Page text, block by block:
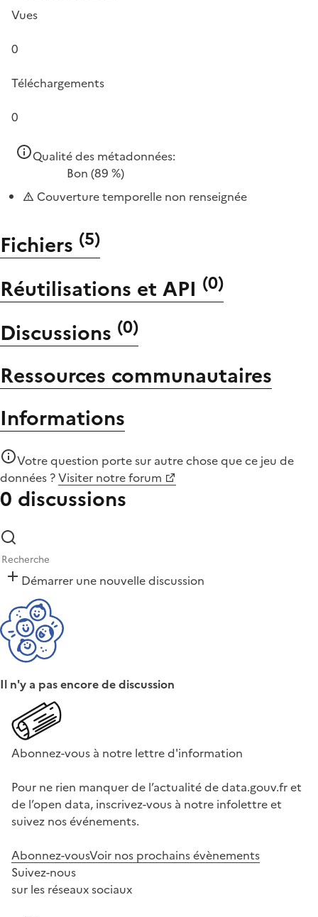
Vues
0
Téléchargements
0
Qualité des métadonnées:
Bon (89 %)
Couverture temporelle non renseignée
Fichiers (5)
Réutilisations et API (0)
Discussions (0)
Ressources communautaires
Informations
Votre question porte sur autre chose quece jeu de
données ?Visiter notre forum
0 discussions
Démarrer une nouvelle discussion
Il n'y a pas encore de discussion
Abonnez-vous à notre lettre d'information
Pour ne rien manquer de l’actualité de data.gouv.fr et
de l’open data, inscrivez-vous à notre infolettre et
suivez nos événements.
Abonnez-vousVoir nos prochains évènements
Suivez-nous
sur les réseaux sociaux